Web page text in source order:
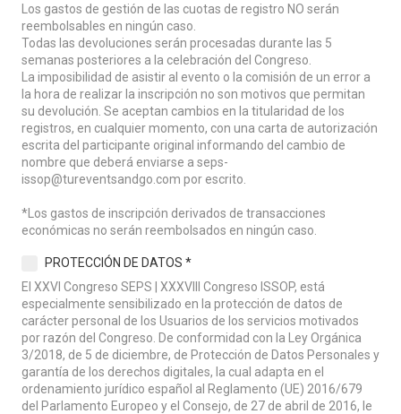
Los gastos de gestión de las cuotas de registro NO serán
reembolsables en ningún caso.
Todas las devoluciones serán procesadas durante las 5
semanas posteriores a la celebración del Congreso.
La imposibilidad de asistir al evento o la comisión de un error a
la hora de realizar la inscripción no son motivos que permitan
su devolución. Se aceptan cambios en la titularidad de los
registros, en cualquier momento, con una carta de autorización
escrita del participante original informando del cambio de
nombre que deberá enviarse a seps-
issop@tureventsandgo.com por escrito.
*Los gastos de inscripción derivados de transacciones
económicas no serán reembolsados en ningún caso.
PROTECCIÓN DE DATOS *
El XXVI Congreso SEPS | XXXVIII Congreso ISSOP, está
especialmente sensibilizado en la protección de datos de
carácter personal de los Usuarios de los servicios motivados
por razón del Congreso. De conformidad con la Ley Orgánica
3/2018, de 5 de diciembre, de Protección de Datos Personales y
garantía de los derechos digitales, la cual adapta en el
ordenamiento jurídico español al Reglamento (UE) 2016/679
del Parlamento Europeo y el Consejo, de 27 de abril de 2016, le